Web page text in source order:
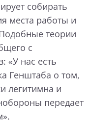
собирать
места работы и
теории
с
«У нас есть
Генштаба о том,
легитимна и
передает